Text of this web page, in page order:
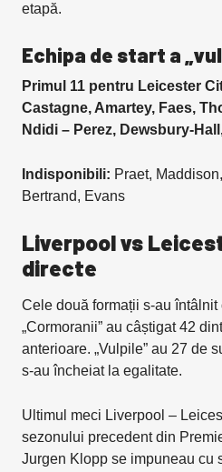
etapă.
Echipa de start a
Primul 11 pentru Leicester
Castagne, Amartey, Faes,
Ndidi – Perez, Dewsbury-
Indisponibili: Praet,
Bertrand, Evans
Liverpool vs
directe
Cele două formații s-au
„Cormoranii” au câștigat 42
anterioare. „Vulpile” au 27 de
s-au încheiat la egalitate.
Ultimul meci Liverpool –
sezonului precedent din
Jurgen Klopp se impuneau cu